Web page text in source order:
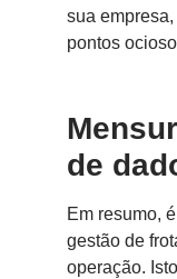
sua
pontos
de
Em resumo,
gestão de
operação.